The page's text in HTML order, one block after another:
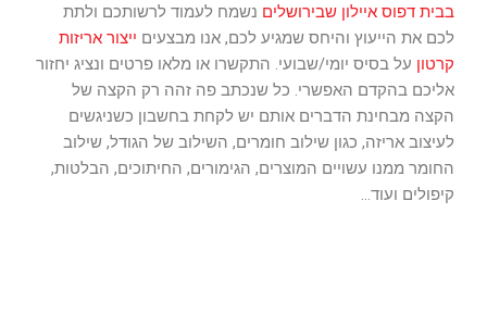
בבית דפוס איילון שבירושלים נשמח לעמוד לרשותכם ולתת
לכם את הייעוץ והיחס שמגיע לכם, אנו מבצעים ייצור אריזות
קרטון על בסיס יומי/שבועי. התקשרו או מלאו פרטים ונציג יחזור
אליכם בהקדם האפשרי. כל שנכתב פה זהה רק הקצה של
הקצה מבחינת הדברים אותם יש לקחת בחשבון כשניגשים
לעיצוב אריזה, כגון שילוב חומרים, השילוב של הגודל, שילוב
החומר ממנו עשויים המוצרים, הגימורים, החיתוכים, הבלטות,
קיפולים ועוד…